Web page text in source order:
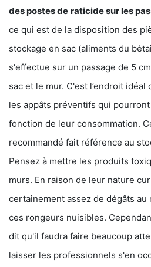
des postes de raticide sur les
ce qui est de la disposition des
stockage en sac (aliments du
s'effectue sur un passage de 5
sac et le mur. C'est l’endroit
les appâts préventifs qui
fonction de leur consommation.
recommandé fait référence au
Pensez à mettre les produits
murs. En raison de leur nature
certainement assez de dégâts au
ces rongeurs nuisibles.
dit qu'il faudra faire beaucoup
laisser les professionnels s'en